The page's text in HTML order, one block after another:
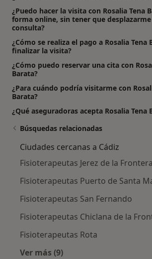
¿Puedo hacer la visita con Rosalia Tena
forma online, sin tener que
consulta?
¿Cómo se realiza el pago a Rosalia Tena
finalizar la visita?
¿Cómo puedo reservar una cita con
Barata?
¿Para cuándo podría visitarme con
Barata?
¿Qué aseguradoras acepta Rosalia Tena
Búsquedas relacionadas
Ciudades cercanas a Cádiz
Fisioterapeutas Jerez de la Frontera
Fisioterapeutas Puerto de Santa
Fisioterapeutas San Fernando
Fisioterapeutas Chiclana de la
Fisioterapeutas Rota
Ver más (9)